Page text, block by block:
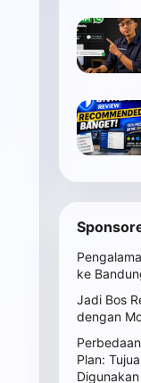
ke
Jadi Bos
dengan
Plan:
Digunakan